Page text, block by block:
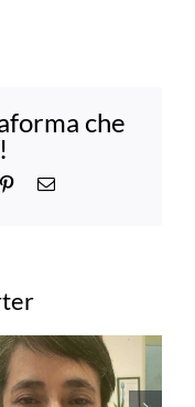
che
PinterestEmail